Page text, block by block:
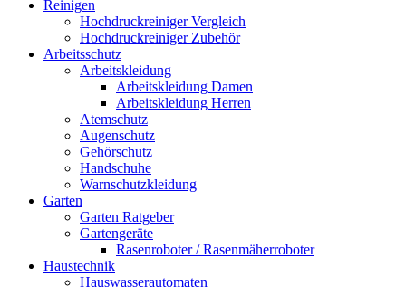
Reinigen
Hochdruckreiniger Vergleich
Hochdruckreiniger Zubehör
Arbeitsschutz
Arbeitskleidung
Arbeitskleidung Damen
Arbeitskleidung Herren
Atemschutz
Augenschutz
Gehörschutz
Handschuhe
Warnschutzkleidung
Garten
Garten Ratgeber
Gartengeräte
Rasenroboter / Rasenmäherroboter
Haustechnik
Hauswasserautomaten